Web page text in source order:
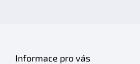
Informace pro vás